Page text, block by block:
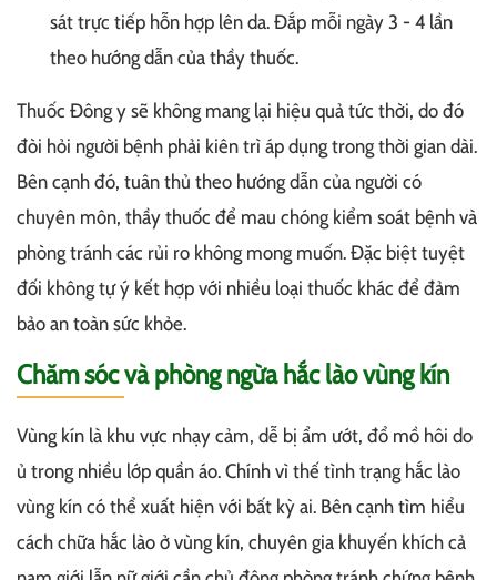
sát trực tiếp hỗn hợp lên da. Đắp mỗi ngày 3 - 4 lần
theo hướng dẫn của thầy thuốc.
Thuốc Đông y sẽ không mang lại hiệu quả tức thời, do đó
đòi hỏi người bệnh phải kiên trì áp dụng trong thời gian dài.
Bên cạnh đó, tuân thủ theo hướng dẫn của người có
chuyên môn, thầy thuốc để mau chóng kiểm soát bệnh và
phòng tránh các rủi ro không mong muốn. Đặc biệt tuyệt
đối không tự ý kết hợp với nhiều loại thuốc khác để đảm
bảo an toàn sức khỏe.
Chăm sóc và phòng ngừa hắc lào vùng kín
Vùng kín là khu vực nhạy cảm, dễ bị ẩm ướt, đổ mồ hôi do
ủ trong nhiều lớp quần áo. Chính vì thế tình trạng hắc lào
vùng kín có thể xuất hiện với bất kỳ ai. Bên cạnh tìm hiểu
cách chữa hắc lào ở vùng kín, chuyên gia khuyến khích cả